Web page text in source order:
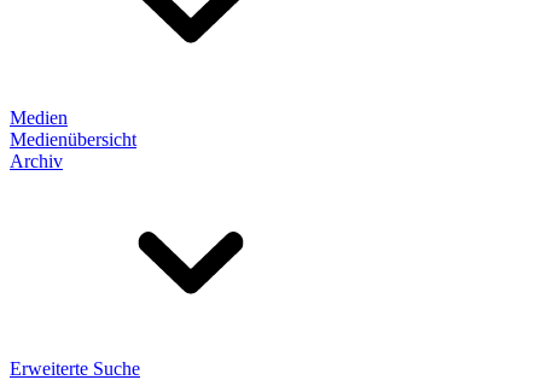
Medien
Medienübersicht
Archiv
Erweiterte Suche